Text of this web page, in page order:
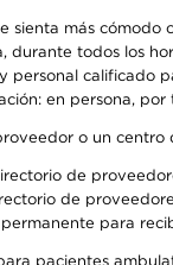
sienta más
durante todos los
personal
en persona,
o un centro
de
de
para
pacientes